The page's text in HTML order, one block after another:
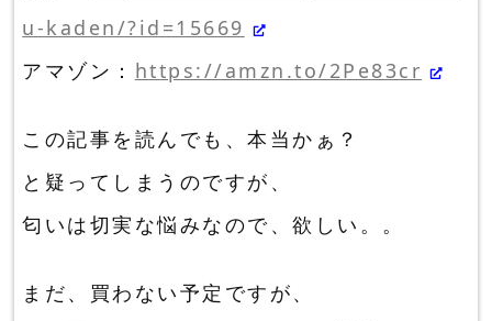
u-kaden/?id=15669
アマゾン： https://amzn.to/2Pe83cr
この記事を読んでも、本当かぁ？
と疑ってしまうのですが、
匂いは切実な悩みなので、欲しい。。
まだ、買わない予定ですが、